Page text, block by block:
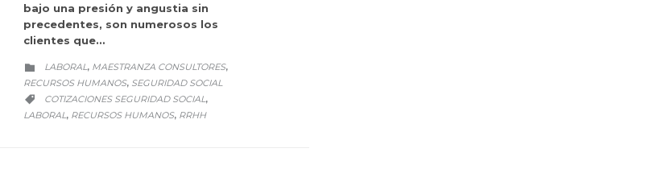
bajo una presión y angustia sin
precedentes, son numerosos los
clientes que…
 CATEGORY
LABORAL , MAESTRANZA CONSULTORES,
RECURSOS HUMANOS, SEGURIDAD SOCIAL
 CATEGORY
COTIZACIONES SEGURIDAD SOCIAL,
LABORAL, RECURSOS HUMANOS, RRHH